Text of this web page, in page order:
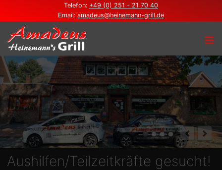
Telefon: +49 (0) 251 - 21 70 40
Email: amadeus@heinemann-grill.de
Aushilfen/Teilzeitkräfte gesucht!